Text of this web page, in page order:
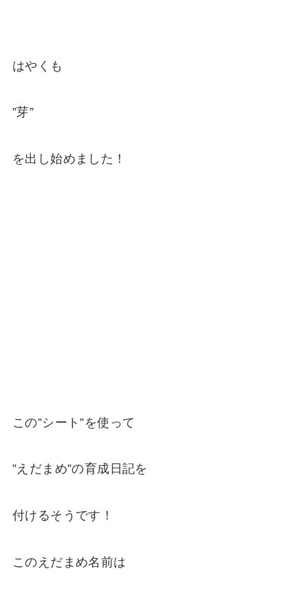
はやくも
”芽”
を出し始めました！
この”シート”を使って
”えだまめ”の育成日記を
付けるそうです！
このえだまめ名前は